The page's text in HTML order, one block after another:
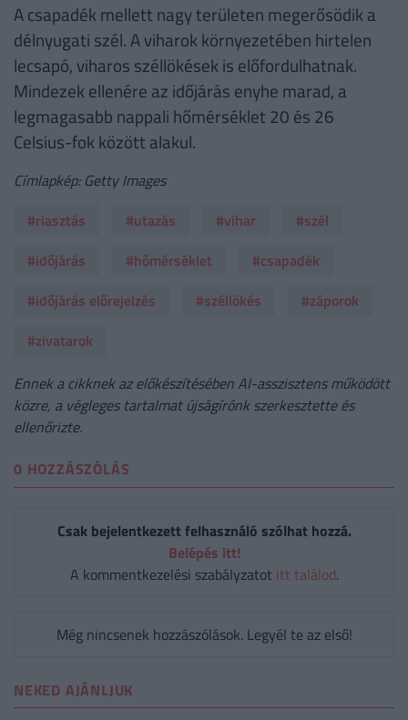
A csapadék mellett nagy területen megerősödik a
délnyugati szél. A viharok környezetében hirtelen
lecsapó, viharos széllökések is előfordulhatnak.
Mindezek ellenére az időjárás enyhe marad, a
legmagasabb nappali hőmérséklet 20 és 26
Celsius-fok között alakul.
Címlapkép: Getty Images
#riasztás
#utazás #vihar
#szél
#időjárás
#hőmérséklet
#csapadék
#időjárás előrejelzés
#széllökés
#záporok
#zivatarok
Ennek a cikknek az előkészítésében AI-asszisztens működött
közre, a végleges tartalmat újságírónk szerkesztette és
ellenőrizte.
0 HOZZÁSZÓLÁS
Csak bejelentkezett felhasználó szólhat hozzá.
Belépés itt!
A kommentkezelési szabályzatot itt találod.
Még nincsenek hozzászólások. Legyél te az első!
NEKED AJÁNLJUK